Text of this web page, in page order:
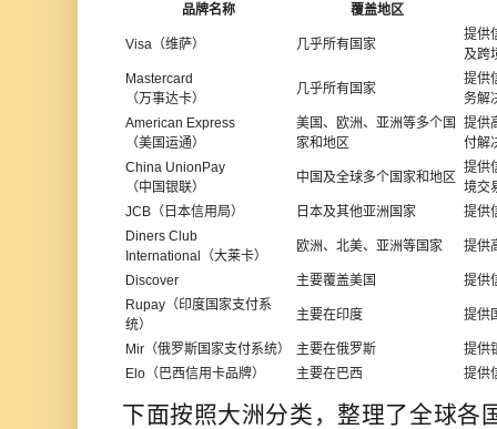
品牌名称 覆盖地区
Visa（维萨） 几乎所有国家
提供
及跨
Mastercard
（万事达卡）
几乎所有国家
提供
务解
American Express
（美国运通）
美国、欧洲、亚洲等多个国
家和地区
提供
付解
China UnionPay
（中国银联）
中国及全球多个国家和地区
提供
境交
JCB（日本信用局）
日本及其他亚洲国家
提供
Diners Club
International（大莱卡）
欧洲、北美、亚洲等国家 提供
Discover 主要覆盖美国
提供
Rupay（印度国家支付系
统）
主要在印度 提供
Mir（俄罗斯国家支付系统） 主要在俄罗斯
提供
Elo（巴西信用卡品牌）
主要在巴西 提供
下面按照大洲分类，整理了全球各